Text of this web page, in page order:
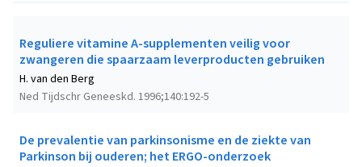
Reguliere vitamine A-supplementen veilig voor
zwangeren die spaarzaam leverproducten gebruiken
Ned Tijdschr Geneeskd. 1996;140:192-5
H. van den Berg
De prevalentie van parkinsonisme en de ziekte van
Parkinson bij ouderen; het ERGO-onderzoek